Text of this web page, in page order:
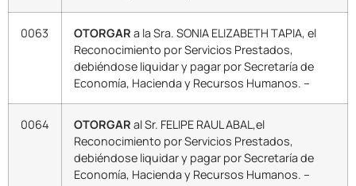
0063 OTORGAR a la Sra. SONIA ELIZABETH TAPIA, el
Reconocimiento por Servicios Prestados,
debiéndose liquidar y pagar por Secretaría de
Economía, Hacienda y Recursos Humanos. –
0064 OTORGAR al Sr. FELIPE RAUL ABAL,el
Reconocimiento por Servicios Prestados,
debiéndose liquidar y pagar por Secretaría de
Economía, Hacienda y Recursos Humanos. –